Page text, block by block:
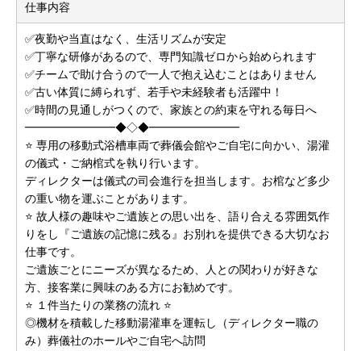
仕事内容
✅夜勤や当直はなく、生活リズムが安定
✅丁寧な研修があるので、専門知識ゼロから始められます
✅チームで助け合うので一人で抱え込むことはありません
✅古い体質に縛られず、若手や未経験者も活躍中！
✅時間の見通しがつくので、家族との約束を守れる毎日へ
━━━━━━━━◆◇◆━━━━━━━━
⭐ 専用の移動式浴槽車両で葬儀会館やご自宅に向かい、湯灌
の儀式・ご納棺式を執り行います。
ディレクターは儀式の司会進行を担当します。お棺など多少
の重い物を運ぶことがあります。
⭐ 故人様の趣味やご遺族との思い出を、語り合える雰囲気作
りをし『ご遺族の記憶に残る』お別れを提供できる大切なお
仕事です。
ご遺族ごとにニーズが異なるため、人との関わりが好きな
方、接客業に興味のある方にお勧めです。
⭐ １件当たりの業務の流れ ⭐
◎機材を積載した移動湯灌車を運転し（ディレクター職の
み）葬儀社のホールやご自宅へ訪問